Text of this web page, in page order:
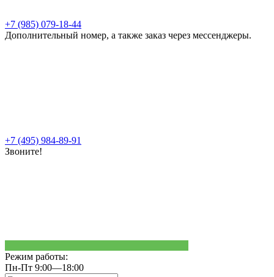
+7 (985) 079-18-44
Дополнительный номер, а также заказ через мессенджеры.
+7 (495) 984-89-91
Звоните!
Режим работы:
Пн-Пт 9:00—18:00